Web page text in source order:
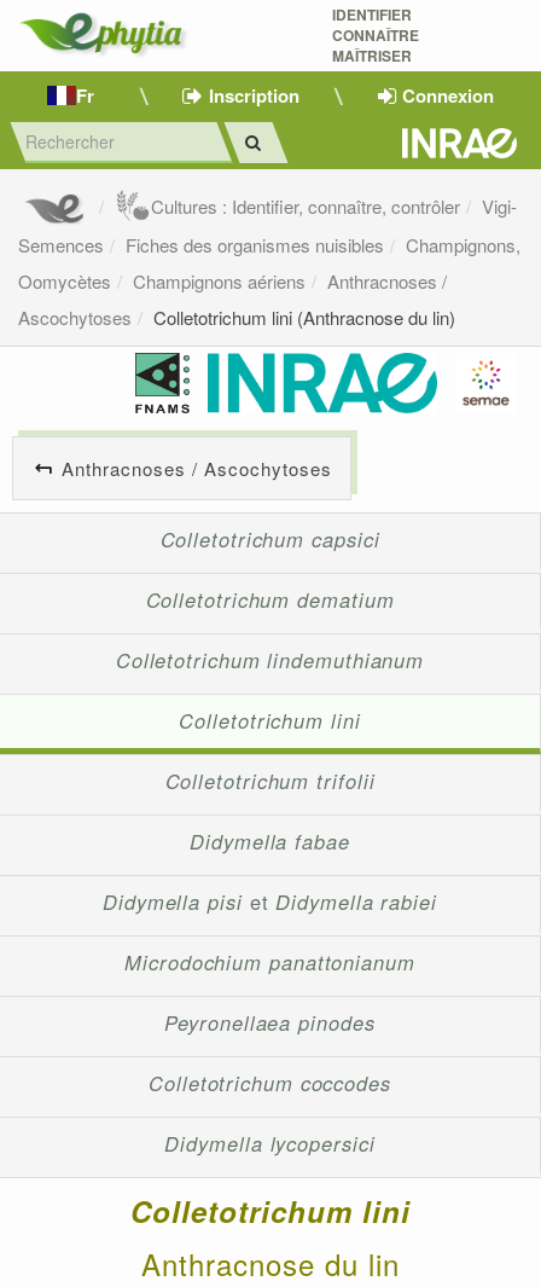
IDENTIFIER
CONNAÎTRE
MAÎTRISER
Fr Inscription Connexion
Cultures : Identifier, connaître, contrôler
Vigi-
Semences
Fiches des organismes nuisibles
Champignons,
Oomycètes
Champignons aériens
Anthracnoses /
Ascochytoses
Colletotrichum lini (Anthracnose du lin)
Anthracnoses / Ascochytoses
Colletotrichum capsici
Colletotrichum dematium
Colletotrichum lindemuthianum
Colletotrichum lini
Colletotrichum trifolii
Didymella fabae
Didymella pisietDidymella rabiei
Microdochium panattonianum
Peyronellaea pinodes
Colletotrichum coccodes
Didymella lycopersici
Colletotrichum lini
Anthracnose du lin